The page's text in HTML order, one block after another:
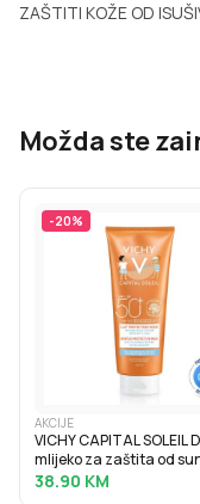
ZAŠTITI KOŽE OD
Možda ste
-20%
AKCIJE
VICHY CAPITAL SOLEIL
mlijeko za zaštita od
SPF50+, 300 ml
38.90 KM